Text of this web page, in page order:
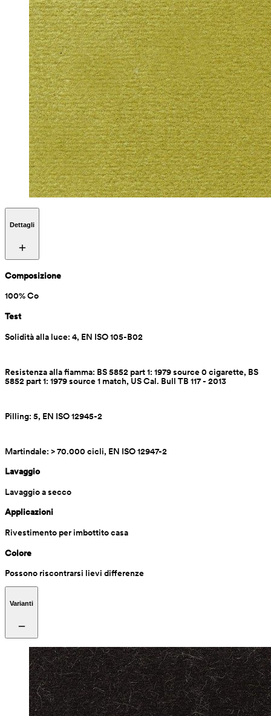
Dettagli
Composizione
100% Co
Test
Solidità alla luce: 4, EN ISO 105-B02
Resistenza alla fiamma: BS 5852 part 1: 1979 source 0 cigarette, BS
5852 part 1: 1979 source 1 match, US Cal. Bull TB 117 - 2013
Pilling: 5, EN ISO 12945-2
Martindale: > 70.000 cicli, EN ISO 12947-2
Lavaggio
Lavaggio a secco
Applicazioni
Rivestimento per imbottito casa
Colore
Possono riscontrarsi lievi differenze
Varianti